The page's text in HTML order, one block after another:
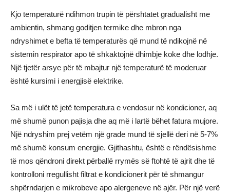
Kjo temperaturë ndihmon trupin të përshtatet gradualisht me
ambientin, shmang goditjen termike dhe mbron nga
ndryshimet e befta të temperaturës që mund të ndikojnë në
sistemin respirator apo të shkaktojnë dhimbje koke dhe lodhje.
Një tjetër arsye për të mbajtur një temperaturë të moderuar
është kursimi i energjisë elektrike.
Sa më i ulët të jetë temperatura e vendosur në kondicioner, aq
më shumë punon pajisja dhe aq më i lartë bëhet fatura mujore.
Një ndryshim prej vetëm një grade mund të sjellë deri në 5-7%
më shumë konsum energjie. Gjithashtu, është e rëndësishme
të mos qëndroni direkt përballë rrymës së ftohtë të ajrit dhe të
kontrolloni rregullisht filtrat e kondicionerit për të shmangur
shpërndarjen e mikrobeve apo alergeneve në ajër. Për një verë